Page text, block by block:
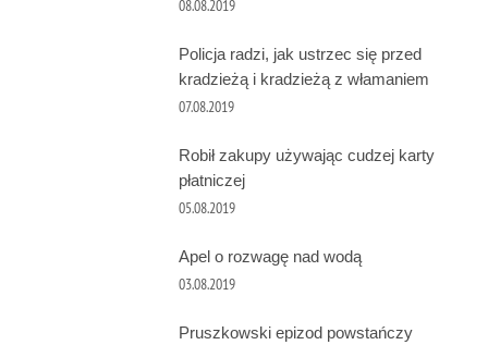
08.08.2019
Policja radzi, jak ustrzec się przed
kradzieżą i kradzieżą z włamaniem
07.08.2019
Robił zakupy używając cudzej karty
płatniczej
05.08.2019
Apel o rozwagę nad wodą
03.08.2019
Pruszkowski epizod powstańczy